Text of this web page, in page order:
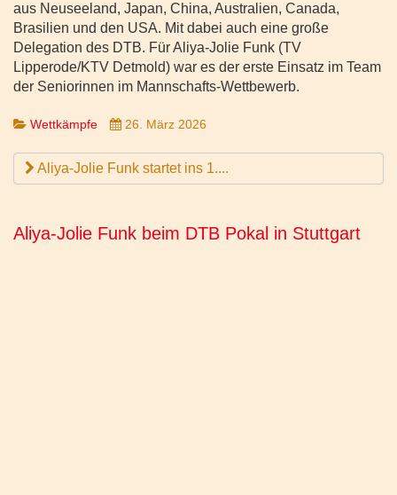
aus Neuseeland, Japan, China, Australien, Canada,
Brasilien und den USA. Mit dabei auch eine große
Delegation des DTB. Für Aliya-Jolie Funk (TV
Lipperode/KTV Detmold) war es der erste Einsatz im Team
der Seniorinnen im Mannschafts-Wettbewerb.
Wettkämpfe 26. März 2026
Aliya-Jolie Funk startet ins 1....
Aliya-Jolie Funk beim DTB Pokal in Stuttgart